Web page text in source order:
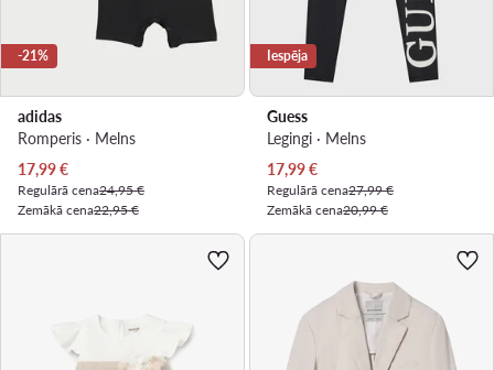
-21%
adidas
Romperis · Melns
Pašreizējā cena
17,99€
Regulārā cena24,95 €
Zemākā cena22,95 €
Iespēja
Guess
Legingi · Melns
Pašreizējā cena
17,99€
Regulārā cena27,99 €
Zemākā cena20,99 €